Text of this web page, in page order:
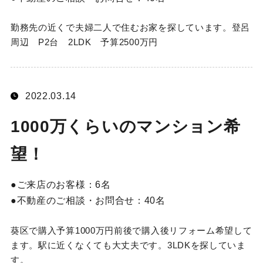
勤務先の近くで夫婦二人で住むお家を探しています。登呂
周辺 P2台 2LDK 予算2500万円
2022.03.14
1000万くらいのマンション希
望！
ご来店のお客様：6名
不動産のご相談・お問合せ： 40名
葵区で購入予算1000万円前後で購入後リフォーム希望して
ます。駅に近くなくても大丈夫です。3LDKを探していま
す。